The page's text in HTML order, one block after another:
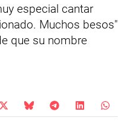
especial cantar
Muchos besos"
que su nombre